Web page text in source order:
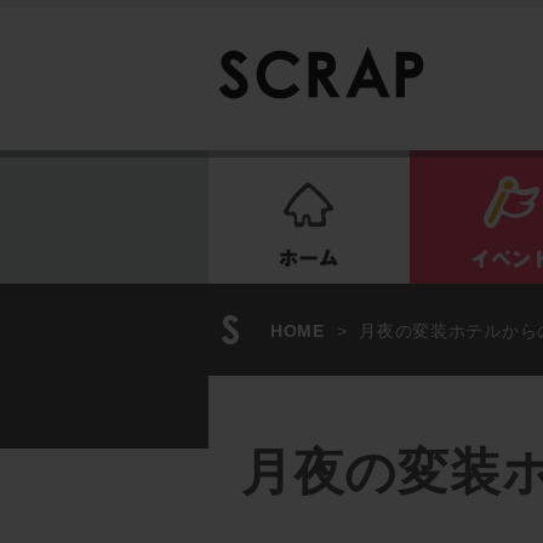
HOME > 月夜の変装ホテルか
月夜の変装